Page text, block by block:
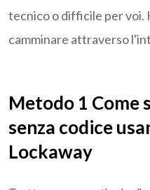
tecnico o difficile per voi.
camminare attraverso
Metodo 1 Come
senza codice
Lockaway